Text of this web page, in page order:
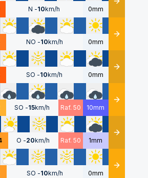
N -10km/h 0mm Détails
NO -10km/h 0mm Détails
SO -10km/h 0mm Détails
SO -15km/h Raf. 50 10mm Détails
O -20km/h Raf. 50 1mm Détails
SO -10km/h 0mm Détails